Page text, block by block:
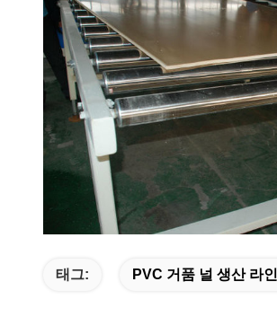
태그: PVC 거품 널 생산 라인